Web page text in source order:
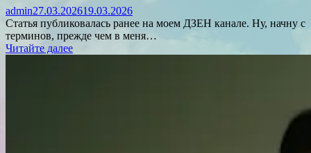
admin27.03.202619.03.2026
Статья публиковалась ранее на моем ДЗЕН канале. Ну, начну с
терминов, прежде чем в меня…
Читайте далее